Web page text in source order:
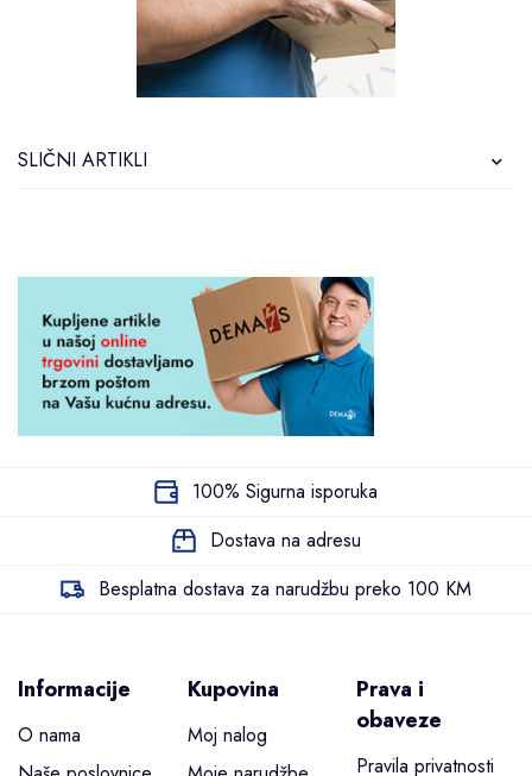
SLIČNI ARTIKLI
100% Sigurna isporuka
Dostava na adresu
Besplatna dostava za narudžbu preko 100 KM
Informacije
O nama
Kupovina
Moj nalog
Prava i
obaveze
Pravila privatnosti